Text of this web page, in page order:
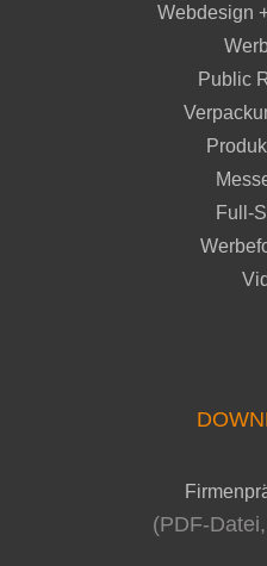
Webdesign
Public
Full-
(PDF-